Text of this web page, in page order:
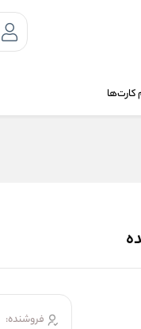
کارت‌ها
فروشنده: